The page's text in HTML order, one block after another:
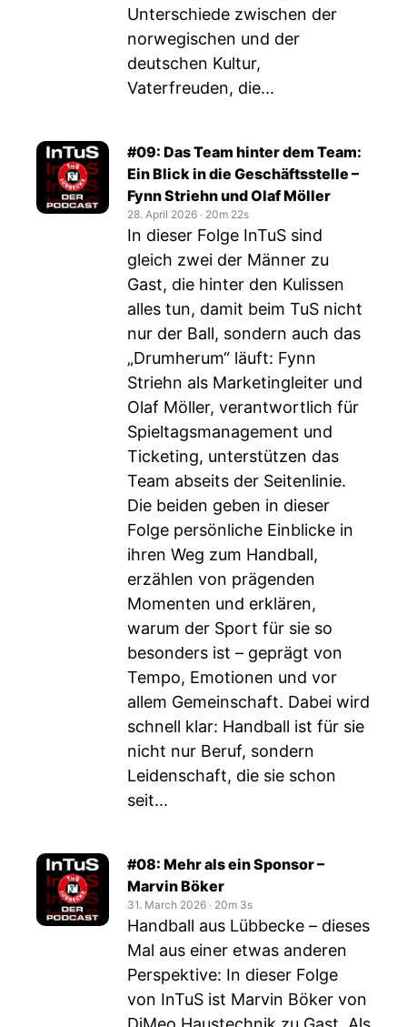
Unterschiede zwischen der
norwegischen und der
deutschen Kultur,
Vaterfreuden, die...
#09: Das Team hinter dem Team:
Ein Blick in die Geschäftsstelle –
Fynn Striehn und Olaf Möller
28. April 2026 ‧ 20m 22s
In dieser Folge InTuS sind
gleich zwei der Männer zu
Gast, die hinter den Kulissen
alles tun, damit beim TuS nicht
nur der Ball, sondern auch das
„Drumherum“ läuft: Fynn
Striehn als Marketingleiter und
Olaf Möller, verantwortlich für
Spieltagsmanagement und
Ticketing, unterstützen das
Team abseits der Seitenlinie.
Die beiden geben in dieser
Folge persönliche Einblicke in
ihren Weg zum Handball,
erzählen von prägenden
Momenten und erklären,
warum der Sport für sie so
besonders ist – geprägt von
Tempo, Emotionen und vor
allem Gemeinschaft. Dabei wird
schnell klar: Handball ist für sie
nicht nur Beruf, sondern
Leidenschaft, die sie schon
seit...
#08: Mehr als ein Sponsor –
Marvin Böker
31. March 2026 ‧ 20m 3s
Handball aus Lübbecke – dieses
Mal aus einer etwas anderen
Perspektive: In dieser Folge
von InTuS ist Marvin Böker von